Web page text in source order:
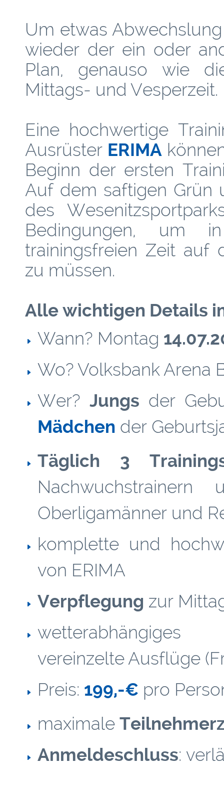
Um etwas
wieder der ein oder
Plan, genauso wie
Mittags- und Vesperzeit.
Eine hochwertige
Ausrüster ERIMA
Beginn der ersten
Auf dem saftigen Grün
des
Bedingungen, um
trainingsfreien Zeit auf
zu müssen.
Alle wichtigen Details
Wann? Montag
Wo? Volksbank Arena
Wer? Jungs der
Mädchen der
Täglich 3
Oberligamänner und
komplette und
von ERIMA
Verpflegung zur
vereinzelte Ausflüge
Preis: 199,-€ pro
maximale
Anmeldeschluss: